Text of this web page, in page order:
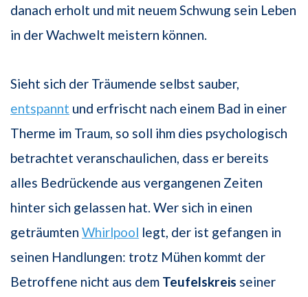
danach erholt und mit neuem Schwung sein Leben
in der Wachwelt meistern können.
Sieht sich der Träumende selbst sauber,
entspannt und erfrischt nach einem Bad in einer
Therme im Traum, so soll ihm dies psychologisch
betrachtet veranschaulichen, dass er bereits
alles Bedrückende aus vergangenen Zeiten
hinter sich gelassen hat. Wer sich in einen
geträumten Whirlpool legt, der ist gefangen in
seinen Handlungen: trotz Mühen kommt der
Betroffene nicht aus dem Teufelskreis seiner